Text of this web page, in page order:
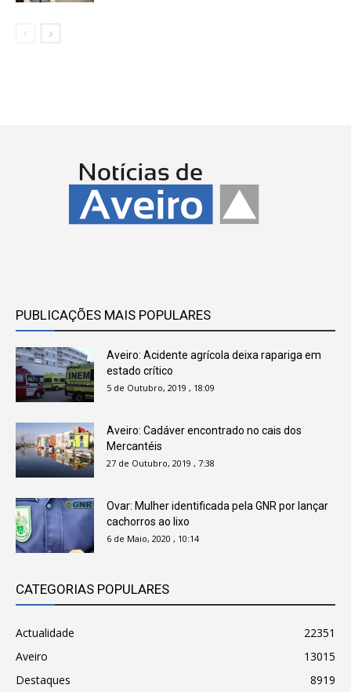
PUBLICAÇÕES MAIS POPULARES
Aveiro: Acidente agrícola deixa rapariga em
estado crítico
5 de Outubro, 2019 , 18:09
Aveiro: Cadáver encontrado no cais dos
Mercantéis
27 de Outubro, 2019 , 7:38
Ovar: Mulher identificada pela GNR por lançar
cachorros ao lixo
6 de Maio, 2020 , 10:14
CATEGORIAS POPULARES
Actualidade
22351
Aveiro
13015
Destaques
8919